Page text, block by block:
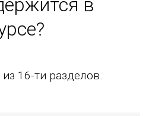
16-ти разделов.